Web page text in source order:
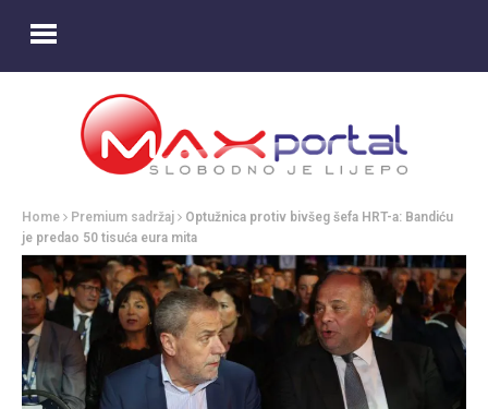
Home Premium sadržaj
Optužnica protiv bivšeg šefa HRT-a: Bandiću
je predao 50 tisuća eura mita